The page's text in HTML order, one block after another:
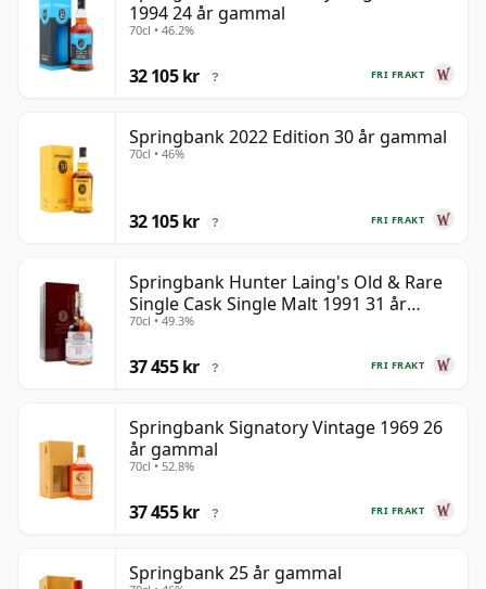
1994 24 år gammal
70cl • 46.2%
FRI FRAKT
32 105 kr ?
Springbank 2022 Edition 30 år gammal
70cl • 46%
FRI FRAKT
32 105 kr ?
Springbank Hunter Laing's Old & Rare
Single Cask Single Malt 1991 31 år
gammal
70cl • 49.3%
FRI FRAKT
37 455 kr ?
Springbank Signatory Vintage 1969 26
år gammal
70cl • 52.8%
FRI FRAKT
37 455 kr ?
Springbank 25 år gammal